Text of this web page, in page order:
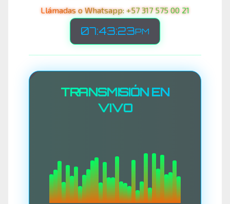
Llámadas o Whatsapp: +57 317 575 00 21
07:43:25PM
TRANSMISIÓN EN
VIVO